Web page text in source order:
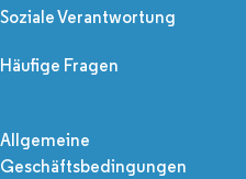
Soziale Verantwortung
Häufige Fragen
Allgemeine
Geschäftsbedingungen